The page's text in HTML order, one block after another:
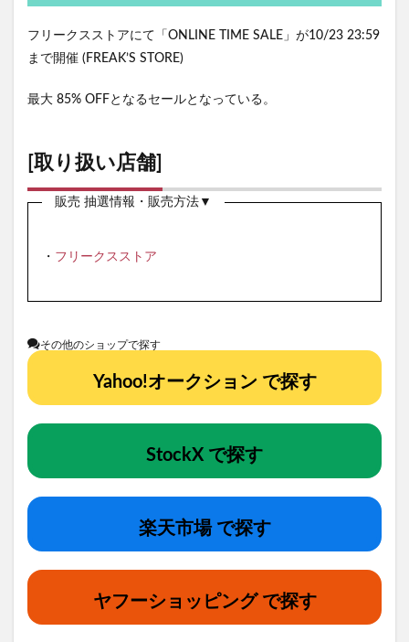
フリークスストアにて「ONLINE TIME SALE」が10/23 23:59
まで開催 (FREAK’S STORE)
最大 85% OFFとなるセールとなっている。
[取り扱い店舗]
販売 抽選情報・販売方法▼
・ フリークスストア
その他のショップで探す
Yahoo!オークション で探す
StockX で探す
楽天市場 で探す
ヤフーショッピング で探す